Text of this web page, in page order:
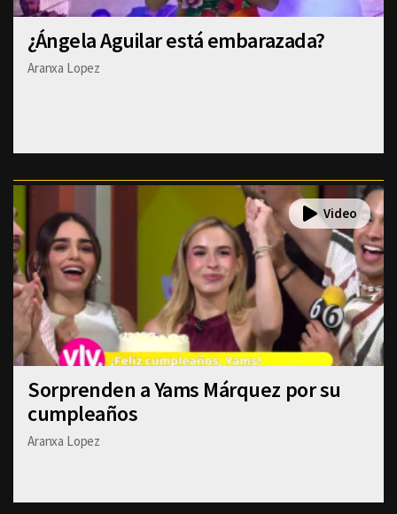
¿Ángela Aguilar está embarazada?
Aranxa Lopez
Sorprenden a Yams Márquez por su
cumpleaños
Aranxa Lopez